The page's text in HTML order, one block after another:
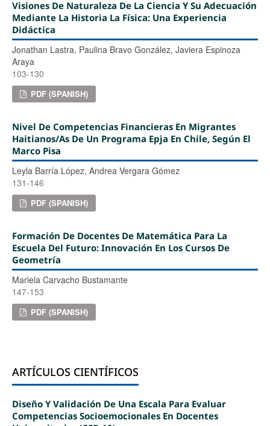
Visiones De Naturaleza De La Ciencia Y Su Adecuación
Mediante La Historia La Física: Una Experiencia
Didáctica
Jonathan Lastra, Paulina Bravo González, Javiera Espinoza
Araya
103-130
PDF (SPANISH)
Nivel De Competencias Financieras En Migrantes
Haitianos/as De Un Programa Epja En Chile, Según El
Marco Pisa
Leyla Barría López, Andrea Vergara Gómez
131-146
PDF (SPANISH)
Formación De Docentes De Matemática Para La
Escuela Del Futuro: Innovación En Los Cursos De
Geometría
Mariela Carvacho Bustamante
147-153
PDF (SPANISH)
ARTÍCULOS CIENTÍFICOS
Diseño Y Validación De Una Escala Para Evaluar
Competencias Socioemocionales En Docentes